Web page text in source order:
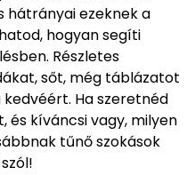
hátrányai ezeknek a
hogyan segíti
Részletes
sőt, még táblázatot
Ha szeretnéd
és kíváncsi vagy, milyen
tűnő szokások